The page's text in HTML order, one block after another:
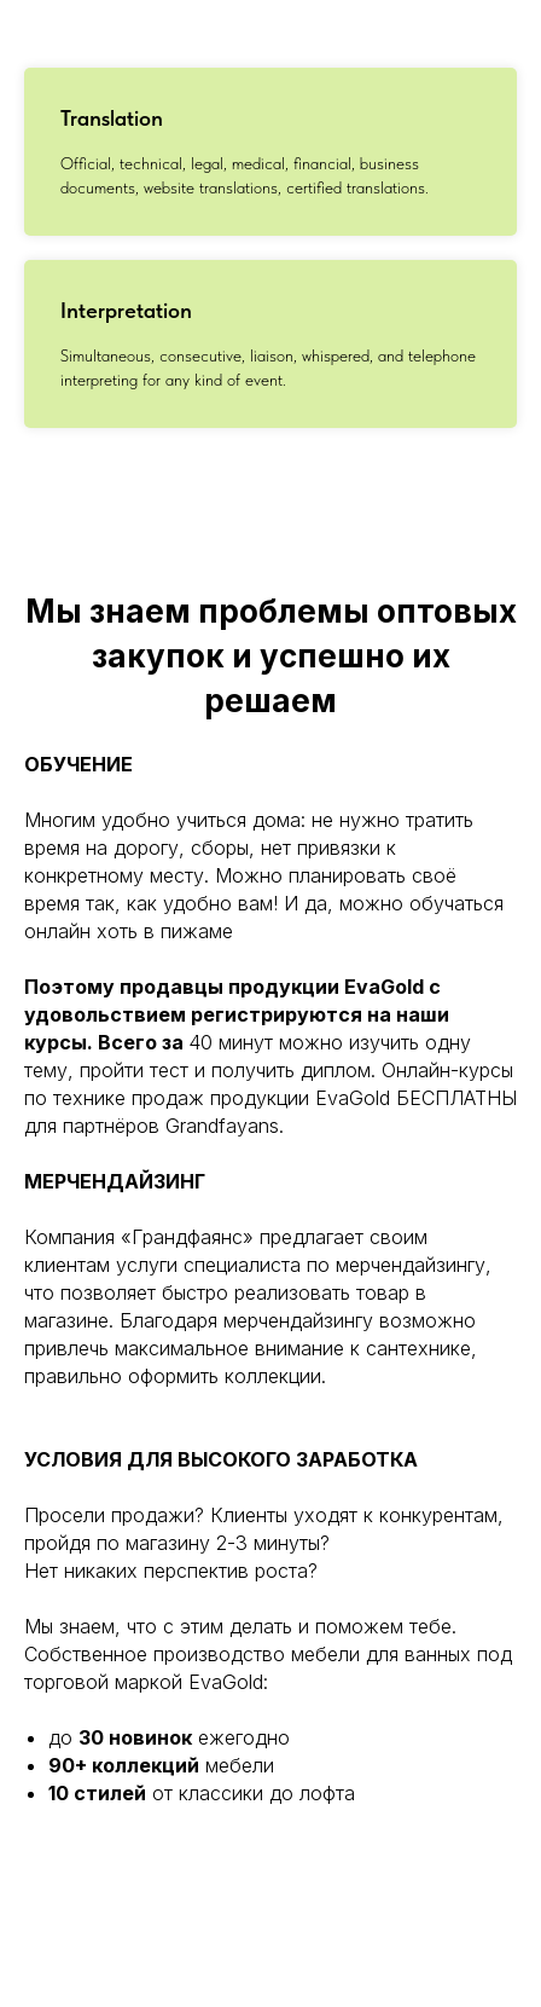
Translation
Official, technical, legal, medical, financial, business
documents, website translations, certified translations.
Interpretation
Simultaneous, consecutive, liaison, whispered, and telephone
interpreting for any kind of event.
Мы знаем проблемы оптовых
закупок и успешно их
решаем
ОБУЧЕНИЕ
Многим удобно учиться дома: не нужно тратить
время на дорогу, сборы, нет привязки к
конкретному месту. Можно планировать своё
время так, как удобно вам! И да, можно обучаться
онлайн хоть в пижаме
Поэтому продавцы продукции EvaGold с
удовольствием регистрируются на наши
курсы. Всего за 40 минут можно изучить одну
тему, пройти тест и получить диплом. Онлайн-курсы
по технике продаж продукции EvaGold БЕСПЛАТНЫ
для партнёров Grandfayans.
МЕРЧЕНДАЙЗИНГ
Компания «Грандфаянс» предлагает своим
клиентам услуги специалиста по мерчендайзингу,
что позволяет быстро реализовать товар в
магазине. Благодаря мерчендайзингу возможно
привлечь максимальное внимание к сантехнике,
правильно оформить коллекции.
УСЛОВИЯ ДЛЯ ВЫСОКОГО ЗАРАБОТКА
Просели продажи? Клиенты уходят к конкурентам,
пройдя по магазину 2-3 минуты?
Нет никаких перспектив роста?
Мы знаем, что с этим делать и поможем тебе.
Собственное производство мебели для ванных под
торговой маркой EvaGold:
до 30 новинок ежегодно
90+ коллекций мебели
10 стилей от классики до лофта